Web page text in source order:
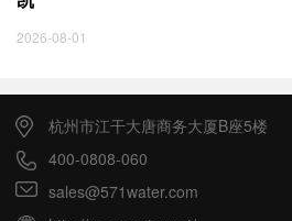
2026-08-01
杭州市江干大唐商务大厦B座5楼
400-0808-060
sales@571water.com